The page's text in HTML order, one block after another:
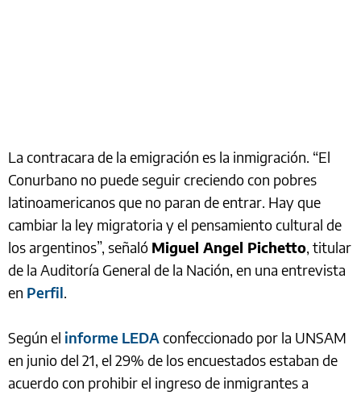
La contracara de la emigración es la inmigración. “El
Conurbano no puede seguir creciendo con pobres
latinoamericanos que no paran de entrar. Hay que
cambiar la ley migratoria y el pensamiento cultural de
los argentinos”, señaló Miguel Angel Pichetto, titular
de la Auditoría General de la Nación, en una entrevista
en Perfil.
Según el informe LEDAconfeccionado por la UNSAM
en junio del 21, el 29% de los encuestados estaban de
acuerdo con prohibir el ingreso de inmigrantes a